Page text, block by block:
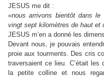
JESUS me dit :
«nous arrivons bientôt dans le
vingt sept kilomètres de haut et
JESUS m’en a donné les
Devant nous, je pouvais
proie aux tourments. Des cris
traversaient ce lieu. C’était les
la petite colline et nous